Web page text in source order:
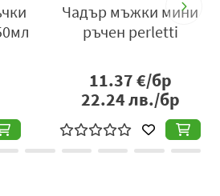
Чадър мъжки мини
ръчен perletti
11.37€/бр
22.24лв./бр